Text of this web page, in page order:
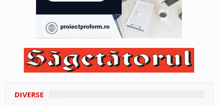
DIVERSE